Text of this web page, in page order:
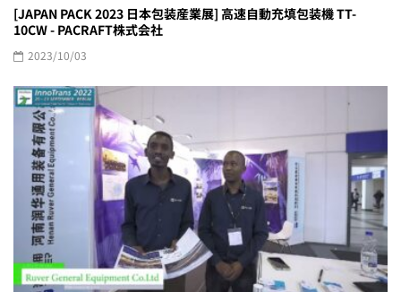
[JAPAN PACK 2023 日本包装産業展] 高速自動充填包装機 TT-
10CW - PACRAFT株式会社
2023/10/03